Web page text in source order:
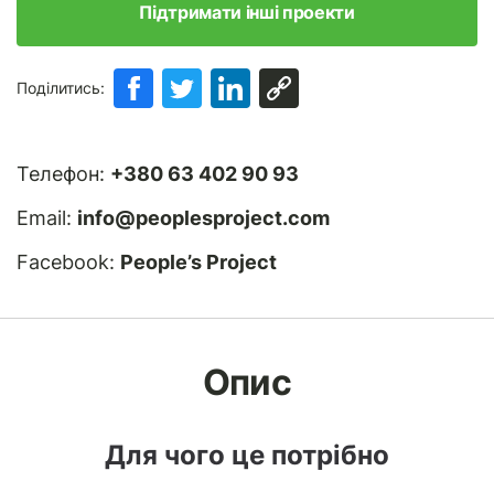
Підтримати інші проекти
Поділитись:
Телефон: +380 63 402 90 93
Email: info@peoplesproject.com
Facebook: People’s Project
Опис
Для чого це потрібно